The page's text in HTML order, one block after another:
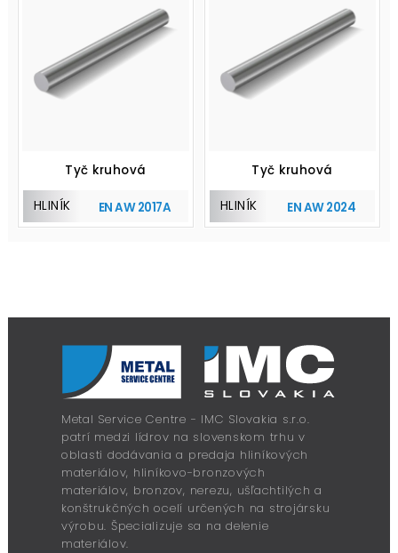
Tyč kruhová
HLINÍK EN AW 2017A
Tyč kruhová
HLINÍK EN AW 2024
Metal Service Centre - IMC Slovakia s.r.o.
patrí medzi lídrov na slovenskom trhu v
oblasti dodávania a predaja hliníkových
materiálov, hliníkovo-bronzových
materiálov, bronzov, nerezu, ušľachtilých a
konštrukčných ocelí určených na strojársku
výrobu. Špecializuje sa na delenie
materiálov.